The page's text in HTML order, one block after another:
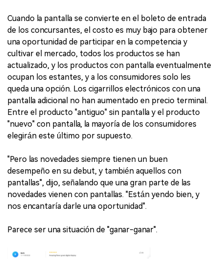
Cuando la pantalla se convierte en el boleto de entrada
de los concursantes, el costo es muy bajo para obtener
una oportunidad de participar en la competencia y
cultivar el mercado, todos los productos se han
actualizado, y los productos con pantalla eventualmente
ocupan los estantes, y a los consumidores solo les
queda una opción. Los cigarrillos electrónicos con una
pantalla adicional no han aumentado en precio terminal.
Entre el producto "antiguo" sin pantalla y el producto
"nuevo" con pantalla, la mayoría de los consumidores
elegirán este último por supuesto.
"Pero las novedades siempre tienen un buen
desempeño en su debut, y también aquellos con
pantallas", dijo, señalando que una gran parte de las
novedades vienen con pantallas. "Están yendo bien, y
nos encantaría darle una oportunidad".
Parece ser una situación de "ganar-ganar".